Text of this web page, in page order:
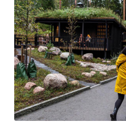
Saunatalo